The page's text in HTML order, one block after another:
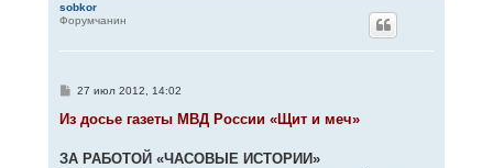
sobkor
Форумчанин
С
о
е
27 июл 2012, 14:02
Из досье газеты МВД России «Щит и меч»
ЗА РАБОТОЙ «ЧАСОВЫЕ ИСТОРИИ»